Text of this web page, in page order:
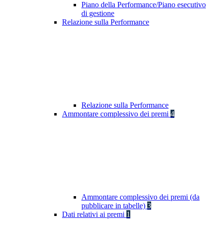
Piano della Performance/Piano esecutivo
di gestione
Relazione sulla Performance
Relazione sulla Performance
Ammontare complessivo dei premi 4
Ammontare complessivo dei premi (da
pubblicare in tabelle) 3
Dati relativi ai premi 1